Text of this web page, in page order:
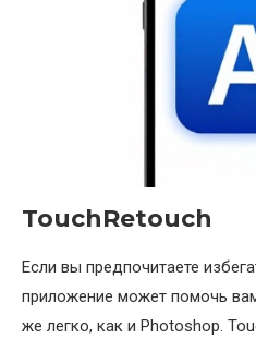
TouchRetouch
Если вы предпочитаете
приложение может помочь
же легко, как и Photoshop.